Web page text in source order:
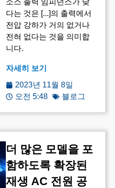
소스 출력 임피던스가 낮
다는 것은 [...]의 출력에서
전압 강하가 거의 없거나
전혀 없다는 것을 의미합
니다.
자세히 보기
2023년 11월 8일
오전 5:48
블로그
더 많은 모델을 포
함하도록 확장된
재생 AC 전원 공